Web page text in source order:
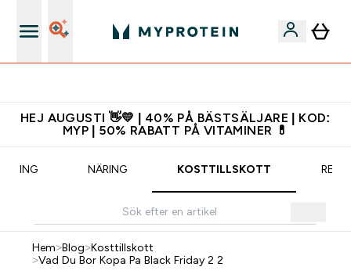
HEJ AUGUSTI 👋💛 | 40% PÅ BÄSTSÄLJARE | KOD:
MYP | 50% RABATT PÅ VITAMINER 💊
NÄRING KOSTTILLSKOTT
Hem>Blog>Kosttillskott
>Vad Du Bor Kopa Pa Black Friday 2 2